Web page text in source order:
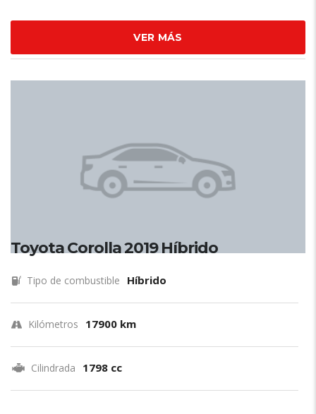
VER MÁS
Toyota Corolla 2019 Híbrido
Tipo de combustible Híbrido
Kilómetros 17900 km
Cilindrada 1798 cc